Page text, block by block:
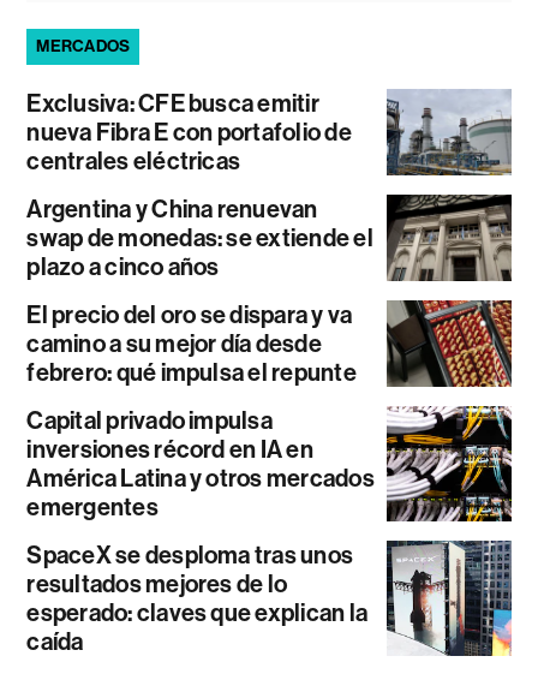
MERCADOS
Exclusiva: CFE busca emitir
nueva Fibra E con portafolio de
centrales eléctricas
Argentina y China renuevan
swap de monedas: se extiende el
plazo a cinco años
El precio del oro se dispara y va
camino a su mejor día desde
febrero: qué impulsa el repunte
Capital privado impulsa
inversiones récord en IA en
América Latina y otros mercados
emergentes
SpaceX se desploma tras unos
resultados mejores de lo
esperado: claves que explican la
caída